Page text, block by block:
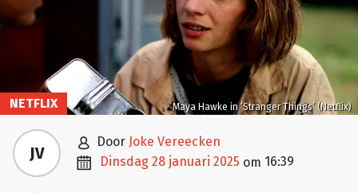
Maya Hawke in ‘Stranger Things’ (Netflix)
NETFLIX
JV  door Joke Vereecken
 dinsdag 28 januari 2025 om 16:39